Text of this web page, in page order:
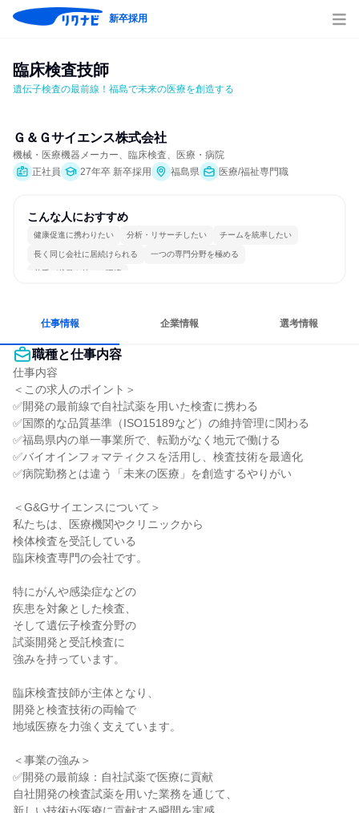
新卒採用
臨床検査技師
遺伝子検査の最前線！福島で未来の医療を創造する
Ｇ＆Ｇサイエンス株式会社
機械・医療機器メーカー、臨床検査、医療・病院
正社員
27年卒 新卒採用 福島県 医療/福祉専門職
こんな人におすすめ
健康促進に携わりたい 分析・リサーチしたい チームを統率したい
長く同じ会社に居続けられる 一つの専門分野を極める
若手が裁量を持てる環境
仕事情報 企業情報 選考情報
職種と仕事内容
仕事内容
＜この求人のポイント＞
✅開発の最前線で自社試薬を用いた検査に携わる
✅国際的な品質基準（ISO15189など）の維持管理に関わる
✅福島県内の単一事業所で、転勤がなく地元で働ける
✅バイオインフォマティクスを活用し、検査技術を最適化
✅病院勤務とは違う「未来の医療」を創造するやりがい
＜G&Gサイエンスについて＞
私たちは、医療機関やクリニックから
検体検査を受託している
臨床検査専門の会社です。
特にがんや感染症などの
疾患を対象とした検査、
そして遺伝子検査分野の
試薬開発と受託検査に
強みを持っています。
臨床検査技師が主体となり、
開発と検査技術の両輪で
地域医療を力強く支えています。
＜事業の強み＞
✅開発の最前線：自社試薬で医療に貢献
自社開発の検査試薬を用いた業務を通じて、